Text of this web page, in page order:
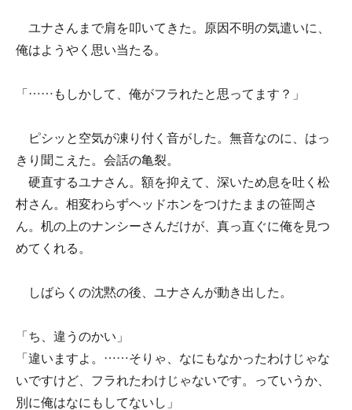
ユナさんまで肩を叩いてきた。原因不明の気遣いに、
俺はようやく思い当たる。
「……もしかして、俺がフラれたと思ってます？」
ピシッと空気が凍り付く音がした。無音なのに、はっ
きり聞こえた。会話の亀裂。
硬直するユナさん。額を抑えて、深いため息を吐く松
村さん。相変わらずヘッドホンをつけたままの笹岡さ
ん。机の上のナンシーさんだけが、真っ直ぐに俺を見つ
めてくれる。
しばらくの沈黙の後、ユナさんが動き出した。
「ち、違うのかい」
「違いますよ。……そりゃ、なにもなかったわけじゃな
いですけど、フラれたわけじゃないです。っていうか、
別に俺はなにもしてないし」